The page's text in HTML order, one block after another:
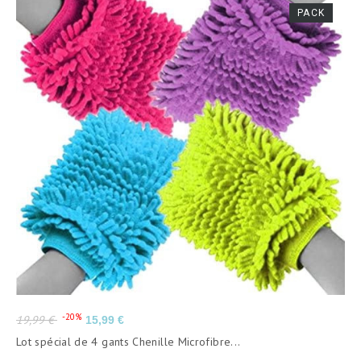
PACK
Prix
de
base
19,99 € -20% Prix
15,99 €
Lot spécial de 4 gants Chenille Microfibre...